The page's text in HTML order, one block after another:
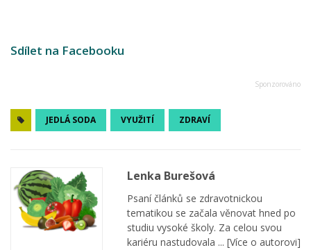
Sdílet na Facebooku
JEDLÁ SODA VYUŽITÍ ZDRAVÍ
Lenka Burešová
Psaní článků se zdravotnickou
tematikou se začala věnovat hned po
studiu vysoké školy. Za celou svou
kariéru nastudovala ... [Více o autorovi]